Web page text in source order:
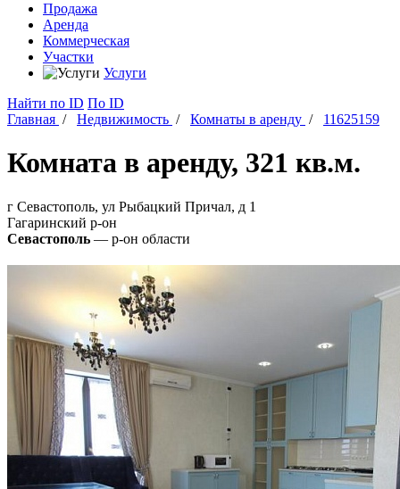
Продажа
Аренда
Коммерческая
Участки
Услуги
Найти по ID По ID
Главная / Недвижимость / Комнаты в аренду / 11625159
Комната в аренду, 321 кв.м.
г Севастополь, ул Рыбацкий Причал, д 1
Гагаринский р-он
Севастополь — р-он области